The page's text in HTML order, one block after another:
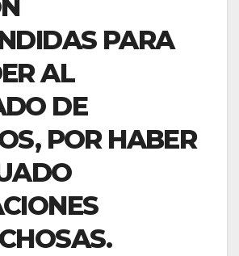
PARA
AL
DE
POR HABER